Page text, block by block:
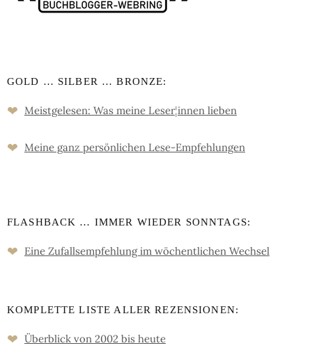
GOLD … SILBER … BRONZE:
❤ Meistgelesen: Was meine Leser¦innen lieben
❤ Meine ganz persön­lichen Lese-Empfeh­lungen
FLASHBACK … IMMER WIEDER SONNTAGS:
❤ Eine Zufalls­empfehlung im wöchent­lichen Wechsel
KOMPLETTE LISTE ALLER REZENSIONEN:
❤ Überblick von 2002 bis heute